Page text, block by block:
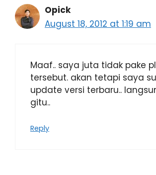
Opick
August 18, 2012 at 1:19 am
Maaf.. saya juta tidak pake
tersebut. akan tetapi saya
update versi terbaru..
gitu..
Reply